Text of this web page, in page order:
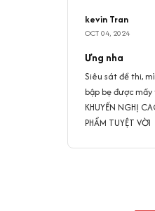
kevin Tran
OCT 04, 2024
Ưng nha
Siêu sát đề thi,
bập bẹ được
KHUYẾN NGHỊ
PHẨM TUYỆT VỜI